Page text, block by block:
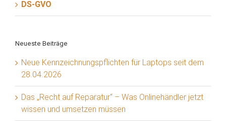
DS-GVO
Neueste Beiträge
Neue Kennzeichnungspflichten für Laptops seit dem
28.04.2026
Das „Recht auf Reparatur“ – Was Onlinehändler jetzt
wissen und umsetzen müssen